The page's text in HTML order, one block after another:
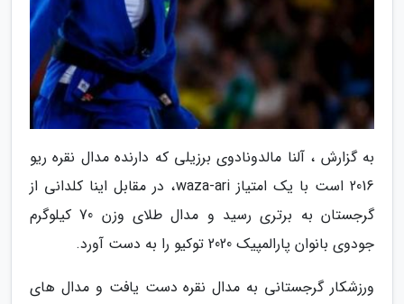
به گزارش ، آلنا مالدونادوی برزیلی که دارنده مدال نقره ریو
2016 است با یک امتیاز waza-ari، در مقابل اینا کلدانی از
گرجستان به برتری رسید و مدال طلای وزن 70 کیلوگرم
جودوی بانوان پارالمپیک 2020 توکیو را به دست آورد.
ورزشکار گرجستانی به مدال نقره دست یافت و مدال های